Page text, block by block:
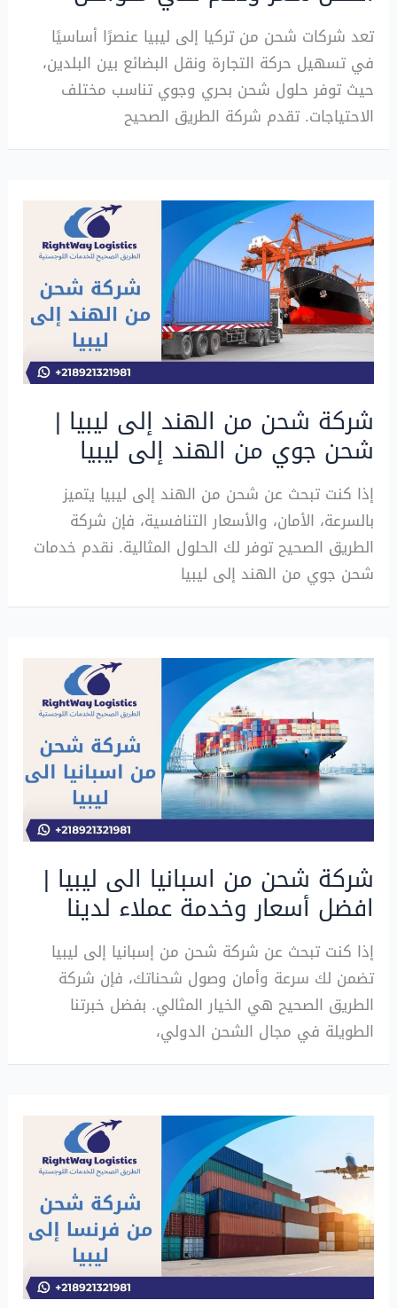
تعد شركات شحن من تركيا إلى ليبيا عنصرًا أساسيًا
في تسهيل حركة التجارة ونقل البضائع بين البلدين،
حيث توفر حلول شحن بحري وجوي تناسب مختلف
الاحتياجات. تقدم شركة الطريق الصحيح
شركة شحن من الهند إلى ليبيا |
شحن جوي من الهند إلى ليبيا
إذا كنت تبحث عن شحن من الهند إلى ليبيا يتميز
بالسرعة، الأمان، والأسعار التنافسية، فإن شركة
الطريق الصحيح توفر لك الحلول المثالية. نقدم خدمات
شحن جوي من الهند إلى ليبيا
شركة شحن من اسبانيا الى ليبيا |
افضل أسعار وخدمة عملاء لدينا
إذا كنت تبحث عن شركة شحن من إسبانيا إلى ليبيا
تضمن لك سرعة وأمان وصول شحناتك، فإن شركة
الطريق الصحيح هي الخيار المثالي. بفضل خبرتنا
الطويلة في مجال الشحن الدولي،